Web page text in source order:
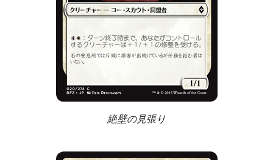
絶壁の見張り